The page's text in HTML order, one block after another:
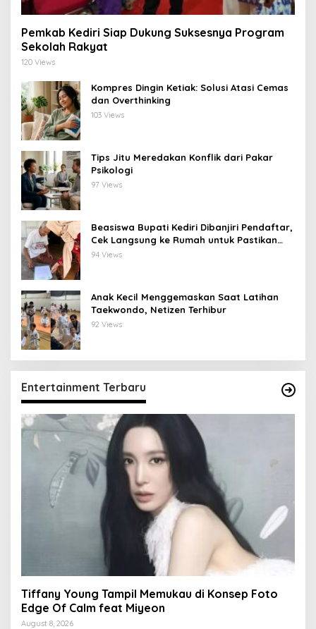
Pemkab Kediri Siap Dukung Suksesnya Program
Sekolah Rakyat
120 Views
Kompres Dingin Ketiak: Solusi Atasi Cemas
dan Overthinking
103 Views
Tips Jitu Meredakan Konflik dari Pakar
Psikologi
97 Views
Beasiswa Bupati Kediri Dibanjiri Pendaftar,
Cek Langsung ke Rumah untuk Pastikan
Tepat Sasaran
94 Views
Anak Kecil Menggemaskan Saat Latihan
Taekwondo, Netizen Terhibur
92 Views
Entertainment Terbaru
Tiffany Young Tampil Memukau di Konsep Foto
Edge Of Calm feat Miyeon
August 8, 2026